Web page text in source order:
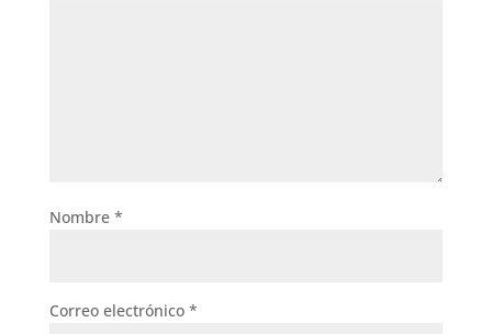
Nombre *
Correo electrónico *